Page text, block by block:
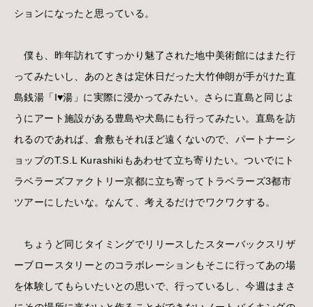
ションになったと思っている。
僕も、昨年訪れてすっかり魅了された地中美術館にはまた行
ってみたいし、あのときは定休日だった大竹伸朗が手がけた直
島銭湯「I♥湯」に実際に浸かってみたい。さらに直島と同じよ
うにアート施設がある豊島や犬島にも行ってみたい。直島を訪
れるのであれば、倉敷もそれほど遠くないので、パートナーシ
ョップのT.S.L Kurashikiもあわせて立ち寄りたい。ついでにト
ラベラーズファクトリー京都に立ち寄ってトラベラーズ3都市
ツアーにしたいな。なんて、考えるだけでワクワクする。
ちょうど同じタイミングでリリースしたスターバックスリザ
ーブロースタリーとのコラボレーションもそこに行ってあの場
を体験してもらいたいとの思いで、行っているし、今週はまさ